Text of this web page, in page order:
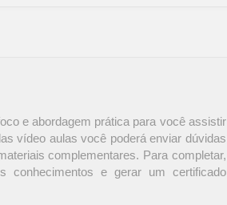
e abordagem prática para você assistir
vídeo aulas você poderá enviar dúvidas
complementares. Para completar,
conhecimentos e gerar um certificado